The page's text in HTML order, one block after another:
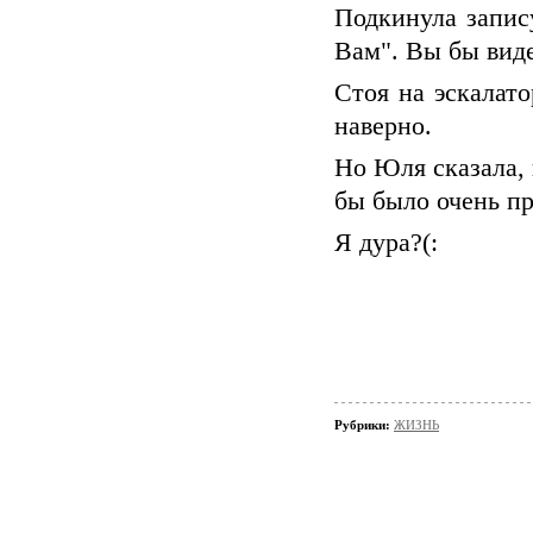
Подкинула
Вам". Вы бы
Стоя на
наверно.
Но Юля сказала,
бы было очень
Я дура?(:
Рубрики: ЖИЗНЬ